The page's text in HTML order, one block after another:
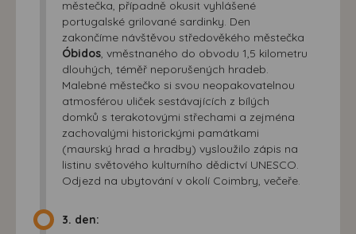
městečka, případně okusit vyhlášené
portugalské grilované sardinky. Den
zakončíme návštěvou středověkého městečka
Óbidos , vměstnaného do obvodu 1,5 kilometru
dlouhých, téměř neporušených hradeb.
Malebné městečko si svou neopakovatelnou
atmosférou uliček sestávajících z bílých
domků s terakotovými střechami a zejména
zachovalými historickými památkami
(maurský hrad a hradby) vysloužilo zápis na
listinu světového kulturního dědictví UNESCO.
Odjezd na ubytování v okolí Coimbry, večeře.
3. den: